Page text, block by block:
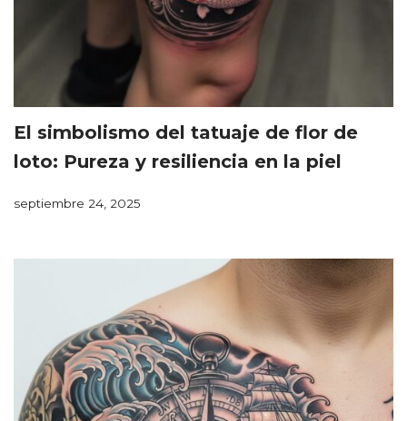
El simbolismo del tatuaje de flor de
loto: Pureza y resiliencia en la piel
septiembre 24, 2025